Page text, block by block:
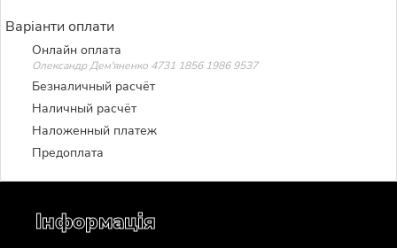
Варіанти оплати
Онлайн оплата
Олександр Дем'яненко 4731 1856 1986 9537
Безналичный расчёт
Наличный расчёт
Наложенный платеж
Предоплата
Інформація